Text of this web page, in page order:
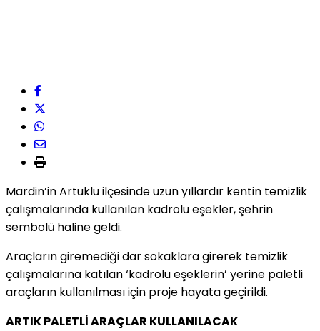
Mardin’in Artuklu ilçesinde uzun yıllardır kentin temizlik
çalışmalarında kullanılan kadrolu eşekler, şehrin
sembolü haline geldi.
Araçların giremediği dar sokaklara girerek temizlik
çalışmalarına katılan ‘kadrolu eşeklerin’ yerine paletli
araçların kullanılması için proje hayata geçirildi.
ARTIK PALETLİ ARAÇLAR KULLANILACAK